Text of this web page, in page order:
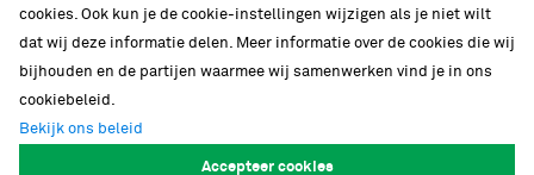
cookies. Ook kun je de cookie-instellingen wijzigen als je niet wilt
dat wij deze informatie delen. Meer informatie over de cookies die wij
bijhouden en de partijen waarmee wij samenwerken vind je in ons
cookiebeleid.
Bekijk ons beleid
Accepteer cookies